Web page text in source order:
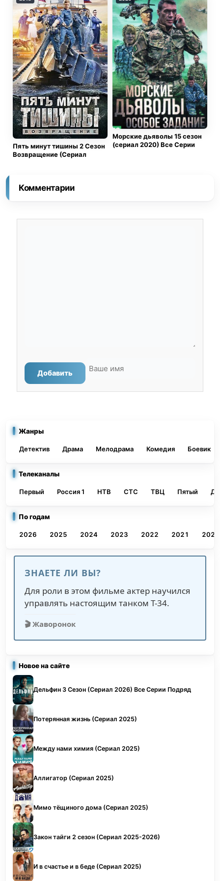
Пять минут тишины 2 Сезон
Возвращение (Сериал
Морские дьяволы 15 сезон
(сериал 2020) Все Серии
Комментарии
Добавить
Жанры
Детектив Драма Мелодрама Комедия Боевик
Телеканалы
Первый Россия 1 НТВ СТС ТВЦ Пятый
По годам
2026 2025 2024 2023 2022 2021 2020
ЗНАЕТЕ ЛИ ВЫ?
Для роли в этом фильме актер научился
управлять настоящим танком Т-34.
🎬 Жаворонок
Новое на сайте
Дельфин 3 Сезон (Сериал 2026) Все Серии Подряд
Потерянная жизнь (Сериал 2025)
Между нами химия (Сериал 2025)
Аллигатор (Сериал 2025)
Мимо тёщиного дома (Сериал 2025)
Закон тайги 2 сезон (Сериал 2025-2026)
И в счастье и в беде (Сериал 2025)